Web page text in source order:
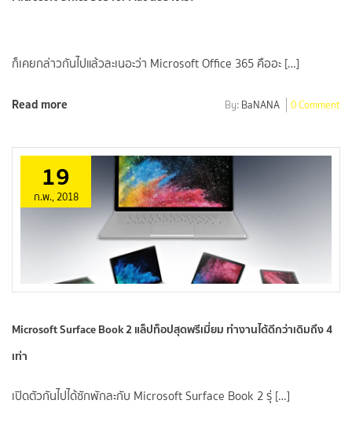
ก็เคยกล่าวกันไปแล้วละเนอะว่า Microsoft Office 365 คืออะ […]
Read more By: BaNANA 0 Comment
19
ก.พ., 2018
Microsoft Surface Book 2 แล็ปท็อปสุดพรีเมี่ยม ทำงานได้ดีกว่าเดิมถึง 4
เท่า
เปิดตัวกันไปได้ซักพักละกับ Microsoft Surface Book 2 รุ่ […]